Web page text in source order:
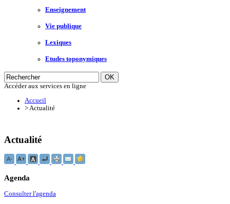
Enseignement
Vie publique
Lexiques
Etudes toponymiques
Accéder aux services en ligne
Accueil
> Actualité
Actualité
Agenda
Consulter l'agenda